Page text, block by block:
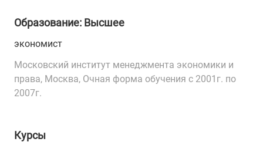
Образование: Высшее
экономист
Московский институт менеджмента экономики и
права, Москва, Очная форма обучения с 2001г. по
2007г.
Курсы